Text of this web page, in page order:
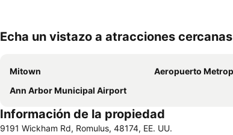
Echa un vistazo a atracciones cercanas
Mitown Aeropuerto Metropolitano
Ann Arbor Municipal Airport
Información de la propiedad
9191 Wickham Rd, Romulus, 48174, EE. UU.